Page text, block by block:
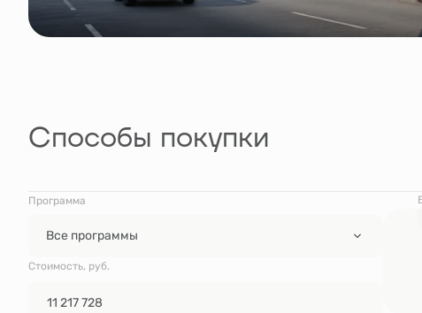
Способы покупки
Программа
Все программы
Стоимость, руб.